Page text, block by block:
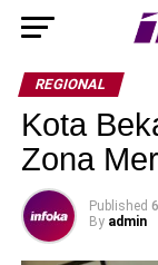
REGIONAL
Kota
Zona
Published
By admin